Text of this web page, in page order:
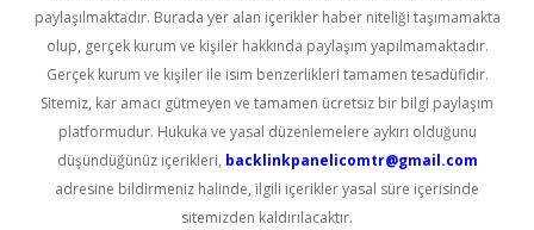
paylaşılmaktadır. Burada yer alan içerikler haber niteliği taşımamakta
olup, gerçek kurum ve kişiler hakkında paylaşım yapılmamaktadır.
Gerçek kurum ve kişiler ile isim benzerlikleri tamamen tesadüfidir.
Sitemiz, kar amacı gütmeyen ve tamamen ücretsiz bir bilgi paylaşım
platformudur. Hukuka ve yasal düzenlemelere aykırı olduğunu
düşündüğünüz içerikleri, backlinkpanelicomtr@gmail.com
adresine bildirmeniz halinde, ilgili içerikler yasal süre içerisinde
sitemizden kaldırılacaktır.